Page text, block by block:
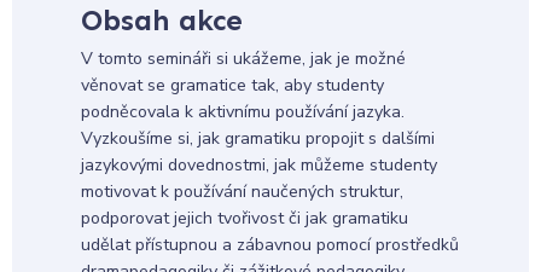
Obsah akce
V tomto semináři si ukážeme, jak je možné
věnovat se gramatice tak, aby studenty
podněcovala k aktivnímu používání jazyka.
Vyzkoušíme si, jak gramatiku propojit s dalšími
jazykovými dovednostmi, jak můžeme studenty
motivovat k používání naučených struktur,
podporovat jejich tvořivost či jak gramatiku
udělat přístupnou a zábavnou pomocí prostředků